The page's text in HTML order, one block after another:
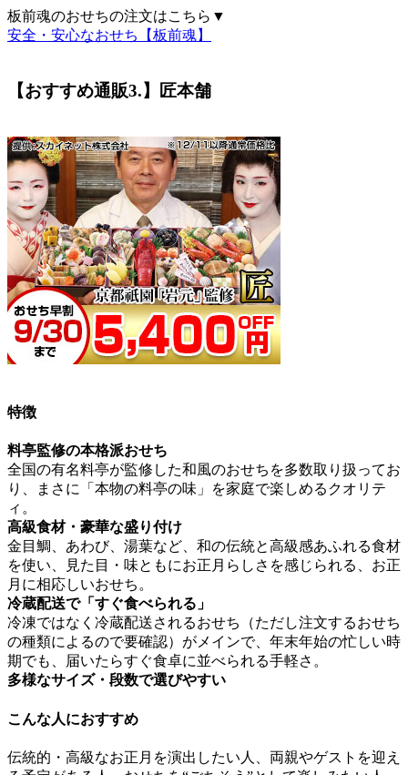
板前魂のおせちの注文はこちら▼
安全・安心なおせち【板前魂】
【おすすめ通販3.】匠本舗
特徴
料亭監修の本格派おせち
全国の有名料亭が監修した和風のおせちを多数取り扱ってお
り、
まさに「本物の料亭の味」を家庭で楽しめるクオリテ
ィ。
高級食材・豪華な盛り付け
金目鯛、あわび、湯葉など、和の伝統と高級感あふれる食材
を使い、見た目・味ともにお正月らしさを感じられる、お正
月に相応しいおせち。
冷蔵配送で「すぐ食べられる」
冷凍ではなく冷蔵配送されるおせち（ただし注文するおせち
の種類によるので要確認）がメインで、年末年始の忙しい時
期でも、届いたらすぐ食卓に並べられる手軽さ。
多様なサイズ・段数で選びやすい
こんな人におすすめ
伝統的・高級なお正月を演出したい人、両親やゲストを迎え